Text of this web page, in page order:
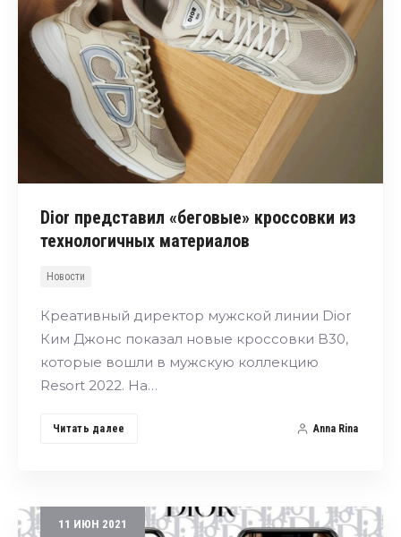
Dior представил «беговые» кроссовки из
технологичных материалов
Новости
Креативный директор мужской линии Dior
Ким Джонс показал новые кроссовки B30,
которые вошли в мужскую коллекцию
Resort 2022. На…
Читать далее Anna Rina
11 ИЮН 2021